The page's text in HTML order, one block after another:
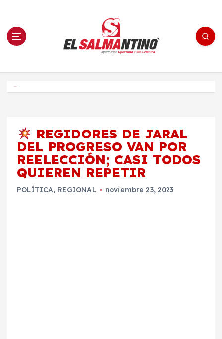
n El Salmantino - medios/noticias/editorial
REGIDORES DE JARAL
DEL PROGRESO VAN POR
REELECCIÓN; CASI TODOS
QUIEREN REPETIR
POLÍTICA, REGIONAL noviembre 23, 2023